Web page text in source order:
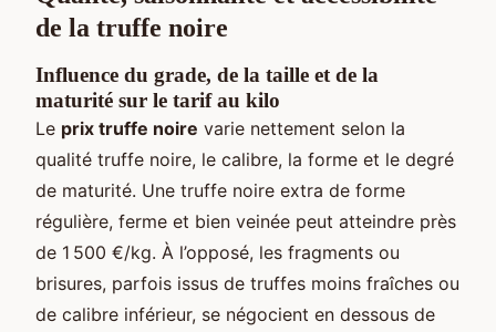
de la truffe noire
Influence du grade, de la taille et de la
maturité sur le tarif au kilo
Le prix truffe noire varie nettement selon la
qualité truffe noire, le calibre, la forme et le degré
de maturité. Une truffe noire extra de forme
régulière, ferme et bien veinée peut atteindre près
de 1 500 €/kg. À l’opposé, les fragments ou
brisures, parfois issus de truffes moins fraîches ou
de calibre inférieur, se négocient en dessous de